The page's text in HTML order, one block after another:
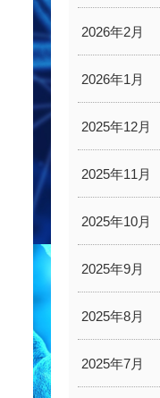
2026年2月
2026年1月
2025年12月
2025年11月
2025年10月
2025年9月
2025年8月
2025年7月